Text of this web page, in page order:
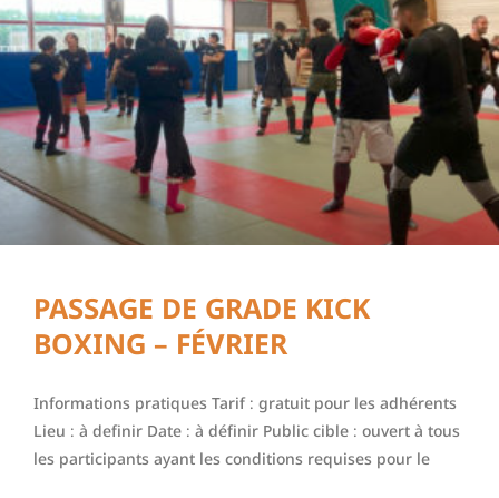
PASSAGE DE GRADE KICK
BOXING – FÉVRIER
Informations pratiques Tarif : gratuit pour les adhérents
Lieu : à definir Date : à définir Public cible : ouvert à tous
les participants ayant les conditions requises pour le